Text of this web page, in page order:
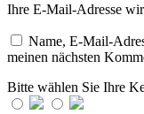
Ihre E-Mail-Adresse
Name, E-Mail-
meinen nächsten
Bitte wählen Sie Ihre